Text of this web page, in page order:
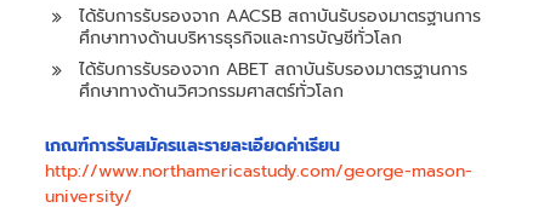
ได้รับการรับรองจาก AACSB สถาบันรับรองมาตรฐานการ
ศึกษาทางด้านบริหารธุรกิจและการบัญชีทั่วโลก
ได้รับการรับรองจาก ABET สถาบันรับรองมาตรฐานการ
ศึกษาทางด้านวิศวกรรมศาสตร์ทั่วโลก
เกณฑ์การรับสมัครและรายละเอียดค่าเรียน
http://www.northamericastudy.com/george-mason-
university/